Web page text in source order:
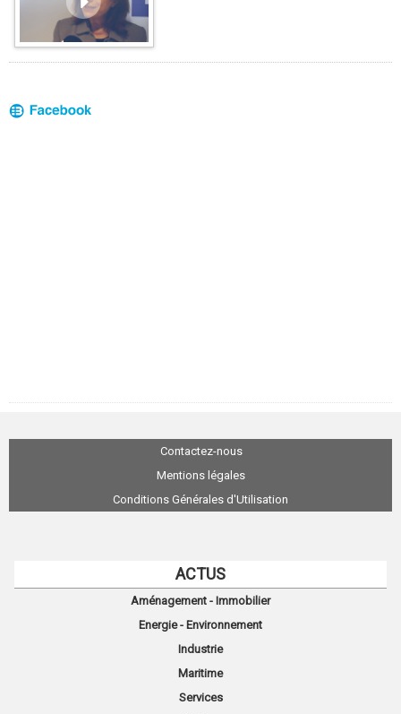
Contactez-nous
Mentions légales
Conditions Générales d'Utilisation
ACTUS
Aménagement - Immobilier
Energie - Environnement
Industrie
Maritime
Services